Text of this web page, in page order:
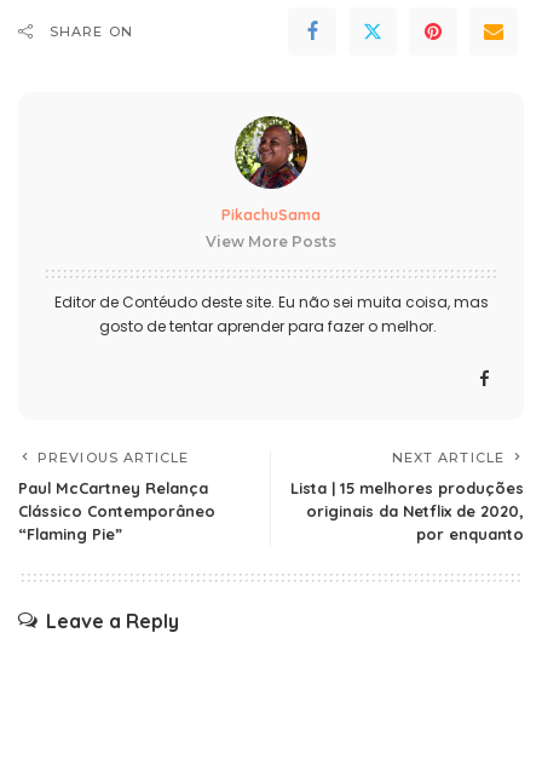
SHARE ON
PikachuSama
View More Posts
Editor de Contéudo deste site. Eu não sei muita coisa, mas
gosto de tentar aprender para fazer o melhor.
PREVIOUS ARTICLE
Paul McCartney Relança
Clássico Contemporâneo
“Flaming Pie”
NEXT ARTICLE
Lista | 15 melhores produções
originais da Netflix de 2020,
por enquanto
Leave a Reply